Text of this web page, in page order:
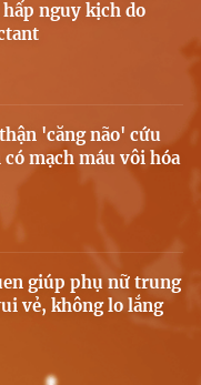
nguy kịch do
'căng não' cứu
mạch máu vôi hóa
giúp phụ nữ trung
vẻ, không lo lắng